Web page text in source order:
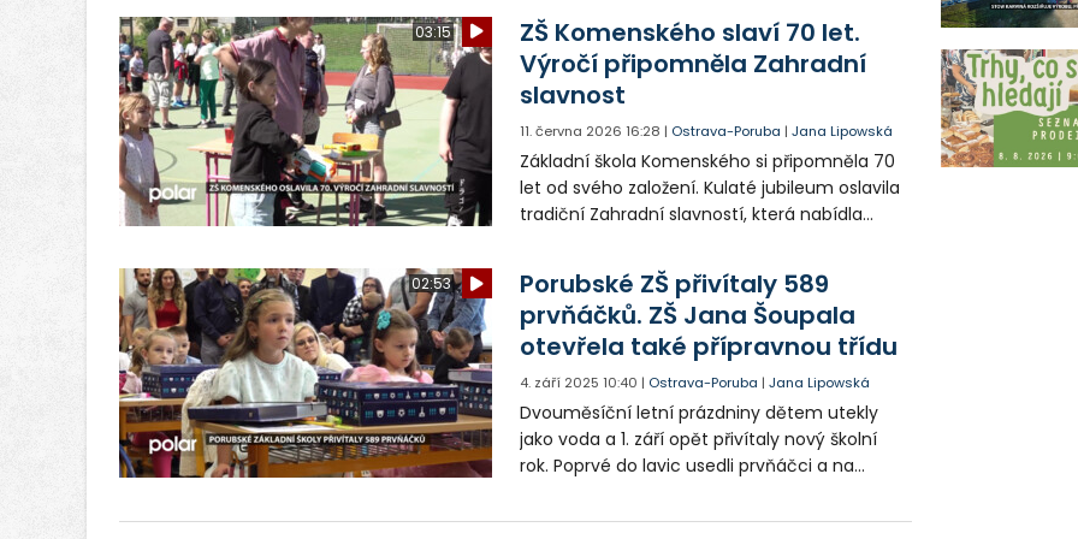
03:15
ZŠ Komenského slaví 70 let.
Výročí připomněla Zahradní
slavnost
11. června 2026 16:28 | Ostrava-Poruba |Jana Lipowská
Základní škola Komenského si připomněla 70
let od svého založení. Kulaté jubileum oslavila
tradiční Zahradní slavností, která nabídla
absolventy školy.
02:53
Porubské ZŠ přivítaly 589
prvňáčků. ZŠ Jana Šoupala
otevřela také přípravnou třídu
4. září 2025 10:40 | Ostrava-Poruba |Jana Lipowská
Dvouměsíční letní prázdniny dětem utekly
jako voda a 1. září opět přivítaly nový školní
rok. Poprvé do lavic usedli prvňáčci a na
předškolní děti, které nastoupily do